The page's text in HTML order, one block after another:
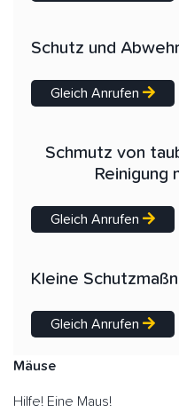
Schutz und
Gleich Anrufen
Schmutz von
Reinigung
Gleich Anrufen
Kleine
Gleich Anrufen
Mäuse
Hilfe! Eine Maus!